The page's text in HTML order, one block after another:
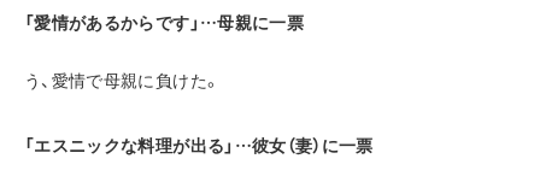
「愛情があるからです」…母親に一票
う、愛情で母親に負けた。
「エスニックな料理が出る」…彼女（妻）に一票